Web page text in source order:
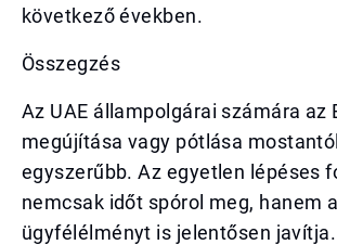
következő években.
Összegzés
Az UAE állampolgárai számára az
megújítása vagy pótlása
egyszerűbb. Az egyetlen lépéses
nemcsak időt spórol meg, hanem
ügyfélélményt is jelentősen